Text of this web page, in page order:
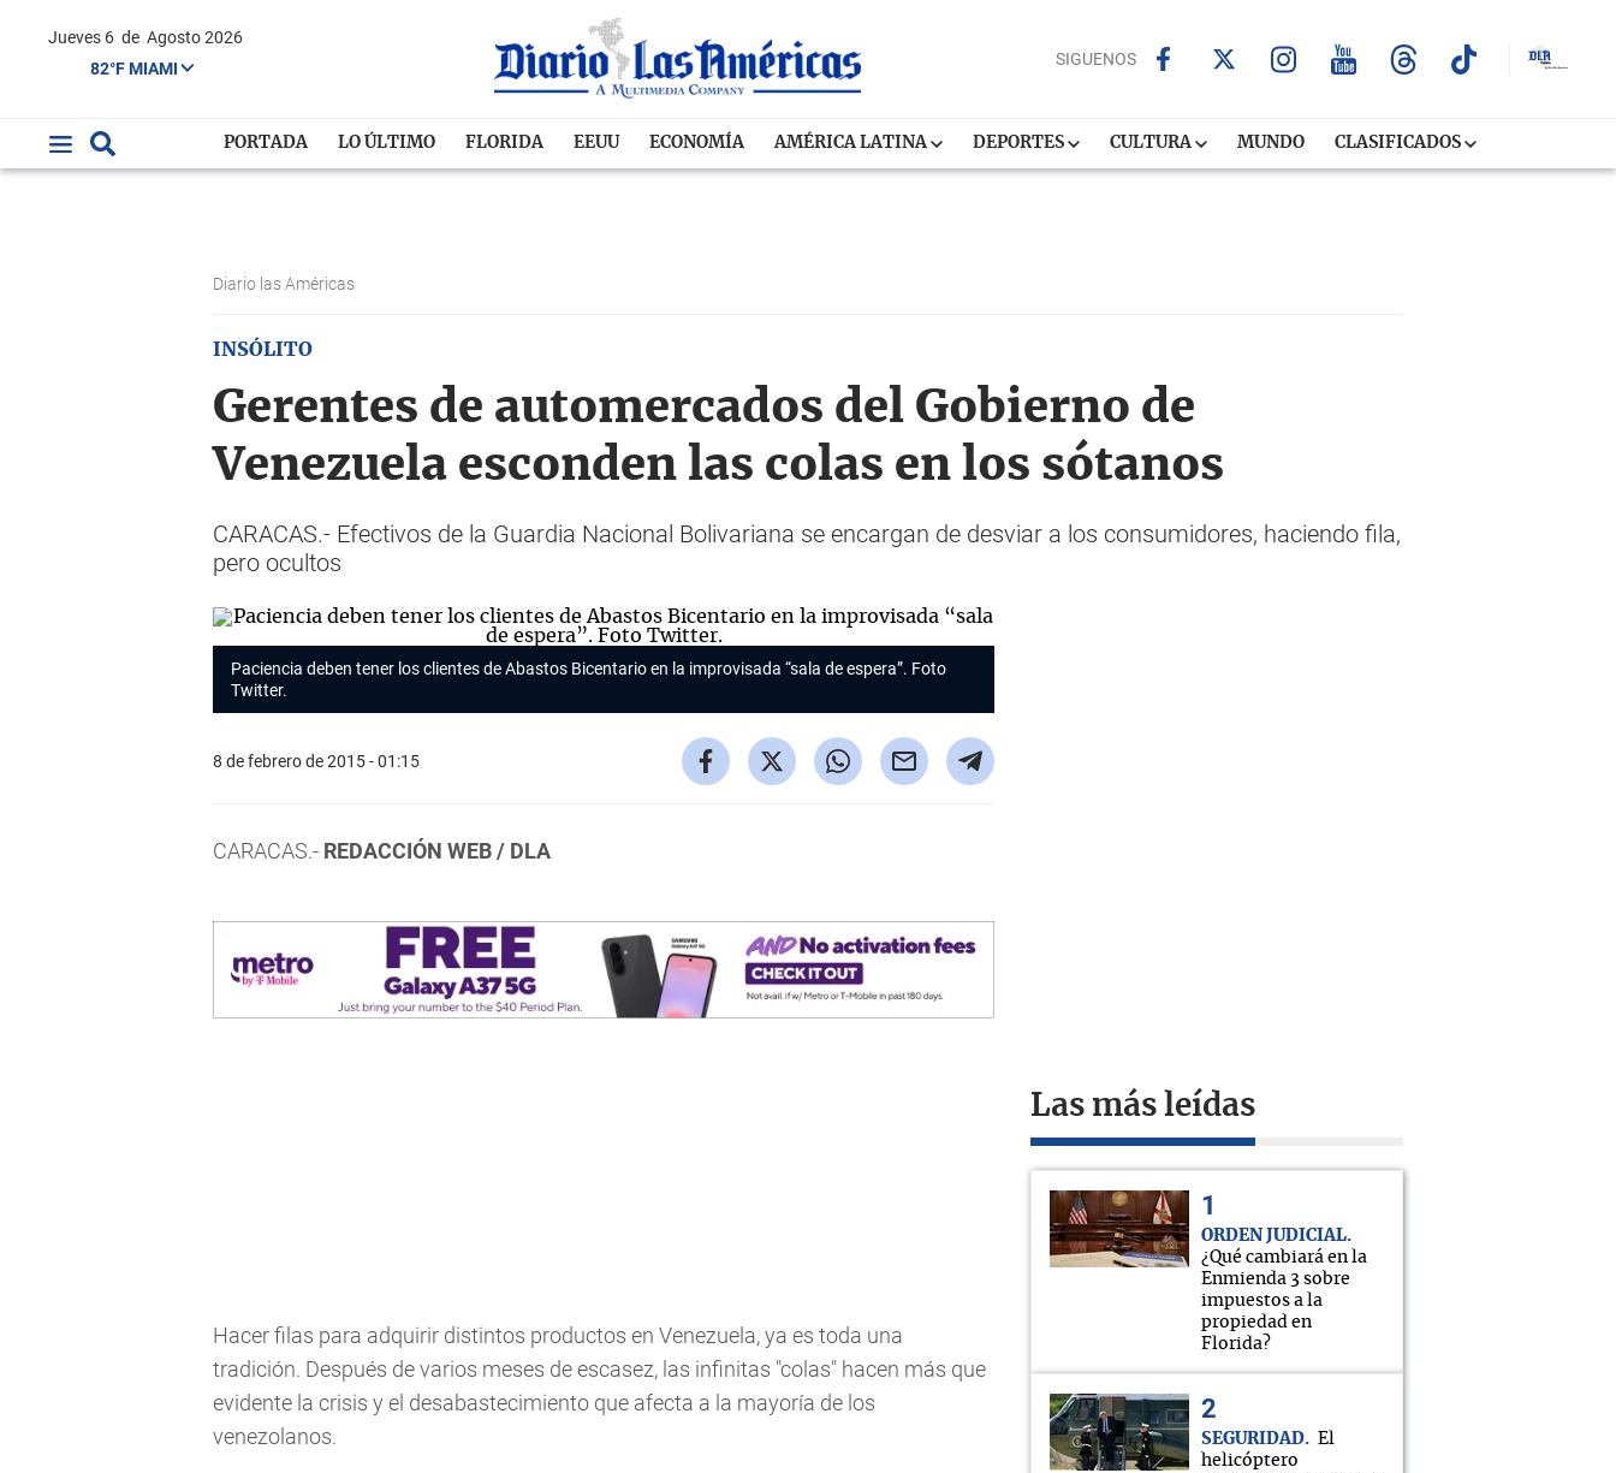
Jueves 6 de Agosto 2026
82°F MIAMI
SIGUENOS
PORTADA LO ÚLTIMO FLORIDA EEUU ECONOMÍA AMÉRICA LATINA DEPORTES CULTURA MUNDO CLASIFICADOS
Diario las Américas
INSÓLITO
Gerentes de automercados del Gobierno de
Venezuela esconden las colas en los sótanos
CARACAS.- Efectivos de la Guardia Nacional Bolivariana se encargan de desviar a los consumidores, haciendo fila,
pero ocultos
Paciencia deben tener los clientes de Abastos Bicentario en la improvisada “sala de espera”. Foto
Twitter.
8 de febrero de 2015 - 01:15
CARACAS.- REDACCIÓN WEB / DLA
Hacer filas para adquirir distintos productos en Venezuela, ya es toda una
tradición. Después de varios meses de escasez, las infinitas "colas" hacen más que
evidente la crisis y el desabastecimiento que afecta a la mayoría de los
venezolanos.
Las más leídas
ORDEN JUDICIAL
¿Qué cambiará en la
Enmienda 3 sobre
impuestos a la
propiedad en
Florida?
SEGURIDAD
El
helicóptero